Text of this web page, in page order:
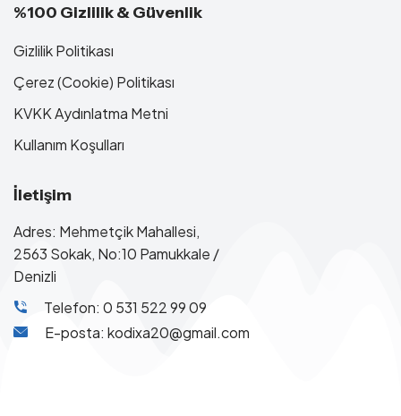
%100 Gizlilik & Güvenlik
Gizlilik Politikası
Çerez (Cookie) Politikası
KVKK Aydınlatma Metni
Kullanım Koşulları
İletişim
Adres: Mehmetçik Mahallesi,
2563 Sokak, No:10 Pamukkale /
Denizli
Telefon: 0 531 522 99 09
E-posta: kodixa20@gmail.com